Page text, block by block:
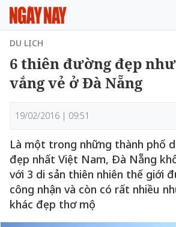
DU LỊCH
6 thiên đường đẹp
vắng vẻ ở Đà Nẵng
19/02/2016 | 09:51
Là một trong những thành phố
đẹp nhất Việt Nam, Đà Nẵng
với 3 di sản thiên nhiên thế giới
công nhận và còn có rất nhiều
khác đẹp thơ mộ